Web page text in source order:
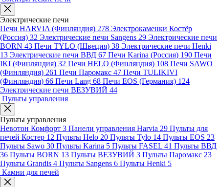
Электрические печи
Печи HARVIA (Финляндия) 278 Электрокаменки Костёр
(Россия) 32 Электрические печи Sangens 29 Электрические печи
BORN 43 Печи TYLO (Швеция) 38 Электрические печи Henki
13 Электрические печи ВВД 67 Печи Karina (Россия) 190 Печи
IKI (Финляндия) 32 Печи HELO (Финляндия) 108 Печи SAWO
(Финляндия) 261 Печи Паромакс 47 Печи TULIKIVI
(Финляндия) 66 Печи Lang 68 Печи EOS (Германия) 124
Электрические печи ВЕЗУВИЙ 44
Пульты управления
Пульты управления
Невотон Комфорт 3 Панели управления Harvia 29 Пульты для
печей Костер 12 Пульты Helo 20 Пульты Tylo 14 Пульты EOS 23
Пульты Sawo 30 Пульты Karina 5 Пульты FASEL 41 Пульты ВВД
36 Пульты BORN 13 Пульты ВЕЗУВИЙ 3 Пульты Паромакс 23
Пульты Grandis 4 Пульты Sangens 6 Пульты Henki 5
Камни для печей